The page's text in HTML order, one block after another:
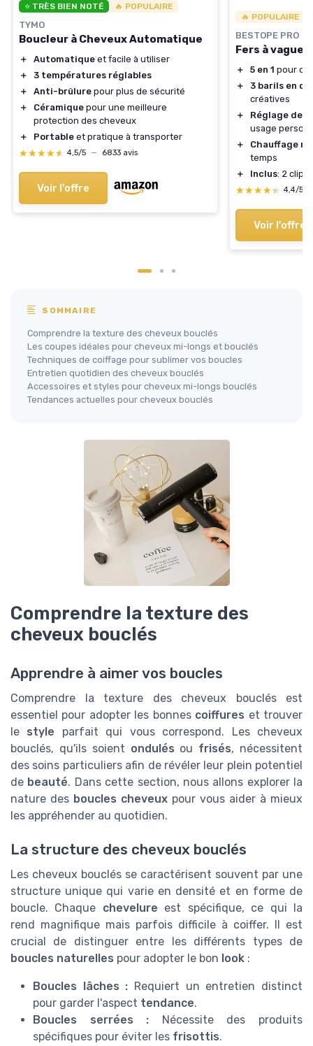
⭐ TRÈS BIEN NOTÉ 🔥 POPULAIRE
TYMO
Boucleur à Cheveux Automatique
＋ Automatique et facile à utiliser
＋
3 températures réglables
＋
Anti-brûlure pour plus de sécurité
＋
Céramique pour une meilleure
protection des cheveux
＋
Portable et pratique à transporter
★★★★★
★★★★★ 4,5/5 — 6833 avis
Voir l'offre
🔥 POPULAIRE
BESTOPE PRO
Fers à vagues
＋ 5 en 1 pour
＋
3 barils en
créatives
＋
Réglage de
usage
＋
Chauffage
temps
＋
Inclus: 2 clips
★★★★★
★★★★★ 4,4/5
Voir l'offre
SOMMAIRE
Comprendre la texture des cheveux bouclés
Les coupes idéales pour cheveux mi-longs et bouclés
Techniques de coiffage pour sublimer vos boucles
Entretien quotidien des cheveux bouclés
Accessoires et styles pour cheveux mi-longs bouclés
Tendances actuelles pour cheveux bouclés
Comprendre la texture des
cheveux bouclés
Apprendre à aimer vos boucles
Comprendre la texture des cheveux bouclés est
essentiel pour adopter les bonnes coiffures et trouver
le style parfait qui vous correspond. Les cheveux
bouclés, qu'ils soient ondulés ou frisés, nécessitent
des soins particuliers afin de révéler leur plein potentiel
de beauté. Dans cette section, nous allons explorer la
nature des boucles cheveux pour vous aider à mieux
les appréhender au quotidien.
La structure des cheveux bouclés
Les cheveux bouclés se caractérisent souvent par une
structure unique qui varie en densité et en forme de
boucle. Chaque chevelure est spécifique, ce qui la
rend magnifique mais parfois difficile à coiffer. Il est
crucial de distinguer entre les différents types de
boucles naturelles pour adopter le bon look :
Boucles lâches : Requiert un entretien distinct
pour garder l'aspect tendance.
Boucles serrées : Nécessite des produits
spécifiques pour éviter les frisottis.